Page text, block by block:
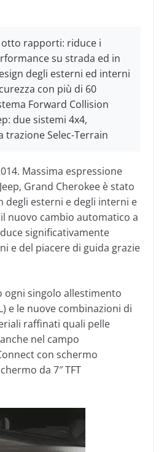
rapporti: riduce i
su strada ed in
degli esterni ed interni
con più di 60
Forward Collision
due sistemi 4x4,
trazione Selec-Terrain
Massima espressione
Grand Cherokee è stato
degli esterni e degli interni e
nuovo cambio automatico a
significativamente
e del piacere di guida grazie
ogni singolo allestimento
e le nuove combinazioni di
raffinati quali pelle
nel campo
con schermo
da 7″ TFT